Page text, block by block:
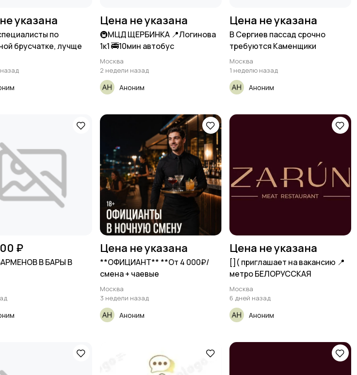
указана
по
брусчатке, лучще
Цена не указана
🚇МЦД ЩЕРБИНКА 📍Логинова
1к1 🚎10мин автобус
Москва
2 недели назад
Аноним
Цена не указана
В Сергиев пассад срочно
требуются Каменщики
Москва
1 неделю назад
Аноним
₽
В БАРЫ В
Цена не указана
**ОФИЦИАНТ** **От 4 000₽/
смена + чаевые
Москва
3 недели назад
Аноним
Цена не указана
[​]( приглашает на вакансию 📍
метро БЕЛОРУССКАЯ
Москва
6 дней назад
Аноним